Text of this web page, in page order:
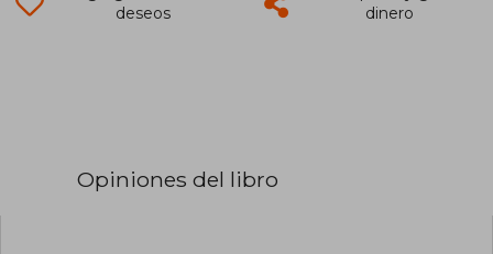
deseos
dinero
Opiniones del libro